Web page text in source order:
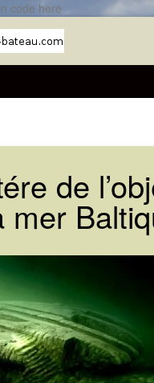
code here
de
mer